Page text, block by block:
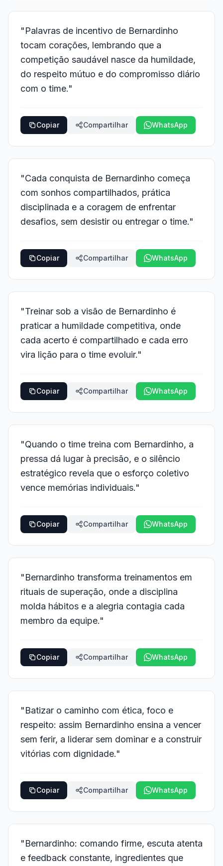
"Palavras de incentivo de Bernardinho
tocam corações, lembrando que a
competição saudável nasce da humildade,
do respeito mútuo e do compromisso diário
com o time."
Copiar Compartilhar WhatsApp
"Cada conquista de Bernardinho começa
com sonhos compartilhados, prática
disciplinada e a coragem de enfrentar
desafios, sem desistir ou entregar o time."
Copiar Compartilhar WhatsApp
"Treinar sob a visão de Bernardinho é
praticar a humildade competitiva, onde
cada acerto é compartilhado e cada erro
vira lição para o time evoluir."
Copiar Compartilhar WhatsApp
"Quando o time treina com Bernardinho, a
pressa dá lugar à precisão, e o silêncio
estratégico revela que o esforço coletivo
vence memórias individuais."
Copiar Compartilhar WhatsApp
"Bernardinho transforma treinamentos em
rituais de superação, onde a disciplina
molda hábitos e a alegria contagia cada
membro da equipe."
Copiar Compartilhar WhatsApp
"Batizar o caminho com ética, foco e
respeito: assim Bernardinho ensina a vencer
sem ferir, a liderar sem dominar e a construir
vitórias com dignidade."
Copiar Compartilhar WhatsApp
"Bernardinho: comando firme, escuta atenta
e feedback constante, ingredientes que